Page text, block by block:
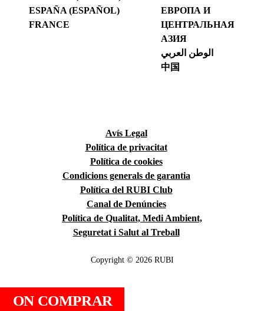
ON COMPRAR
ESPAÑA (ESPAÑOL)
FRANCE
ЕВРОПА И
ЦЕНТРАЛЬНАЯ
АЗИЯ
الوطن العربي
中国
Avís Legal
Política de privacitat
Política de cookies
Condicions generals de garantia
Política del RUBI Club
Canal de Denúncies
Política de Qualitat, Medi Ambient,
Seguretat i Salut al Treball
Copyright © 2026 RUBI